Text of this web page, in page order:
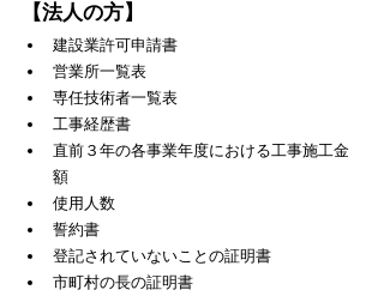
【法人の方】
建設業許可申請書
営業所一覧表
専任技術者一覧表
工事経歴書
直前３年の各事業年度における工事施工金
額
使用人数
誓約書
登記されていないことの証明書
市町村の長の証明書